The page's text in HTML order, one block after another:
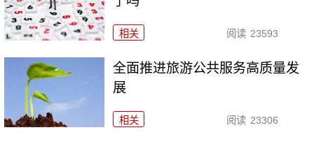
相关 阅读 23593
全面推进旅游公共服务高质量发
展
相关 阅读 23306